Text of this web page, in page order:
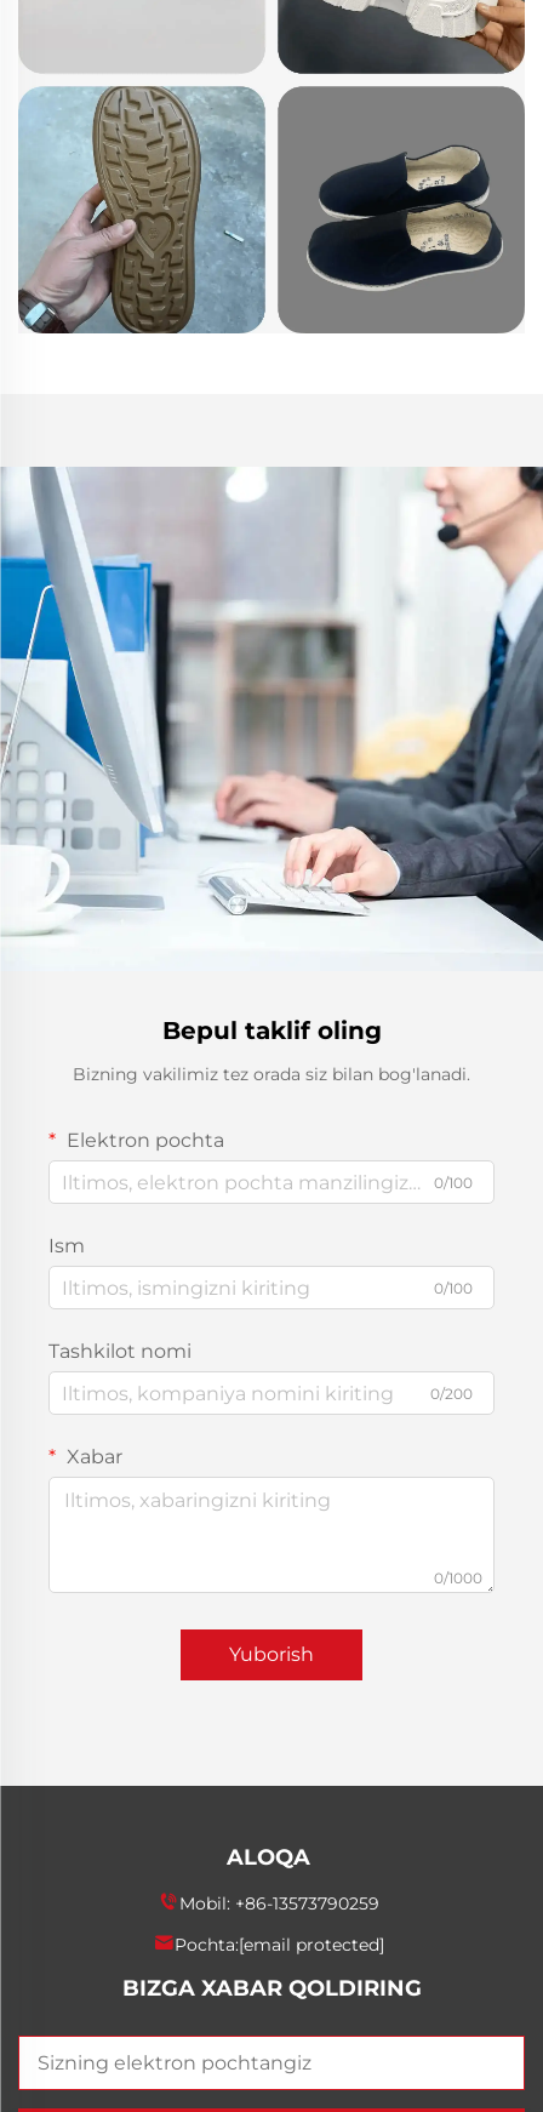
Bepul taklif oling
Bizning vakilimiz tez orada siz bilan bog'lanadi.
Elektron pochta
0/100
Ism
0/100
Tashkilot nomi
0/200
Xabar
0/1000
Yuborish
ALOQA
Mobil: +86-13573790259
Pochta:[email protected]
BIZGA XABAR QOLDIRING